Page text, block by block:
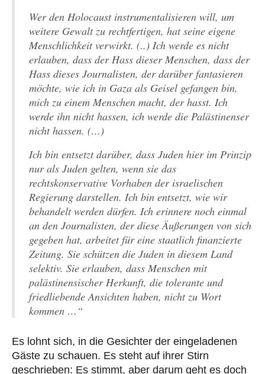
Wer den Holocaust instrumentalisieren will, um
weitere Gewalt zu rechtfertigen, hat seine eigene
Menschlichkeit verwirkt. (..) Ich werde es nicht
erlauben, dass der Hass dieser Menschen, dass der
Hass dieses Journalisten, der darüber fantasieren
möchte, wie ich in Gaza als Geisel gefangen bin,
mich zu einem Menschen macht, der hasst. Ich
werde ihn nicht hassen, ich werde die Palästinenser
nicht hassen. (…)
Ich bin entsetzt darüber, dass Juden hier im Prinzip
nur als Juden gelten, wenn sie das
rechtskonservative Vorhaben der israelischen
Regierung darstellen. Ich bin entsetzt, wie wir
behandelt werden dürfen. Ich erinnere noch einmal
an den Journalisten, der diese Äußerungen von sich
gegeben hat, arbeitet für eine staatlich finanzierte
Zeitung. Sie schützen die Juden in diesem Land
selektiv. Sie erlauben, dass Menschen mit
palästinensischer Herkunft, die tolerante und
friedliebende Ansichten haben, nicht zu Wort
kommen …“
Es lohnt sich, in die Gesichter der eingeladenen
Gäste zu schauen. Es steht auf ihrer Stirn
geschrieben: Es stimmt, aber darum geht es doch